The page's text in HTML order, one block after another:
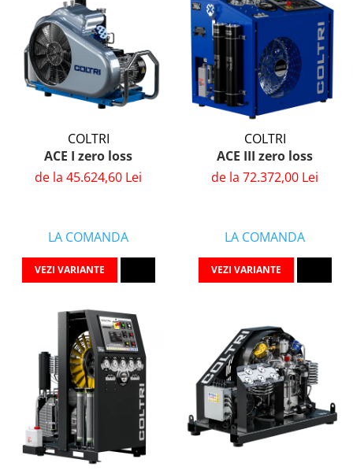
COLTRI
ACE I zero loss
de la 45.624,60 Lei
LA COMANDA
VEZI VARIANTE
COLTRI
ACE III zero loss
de la 72.372,00 Lei
LA COMANDA
VEZI VARIANTE